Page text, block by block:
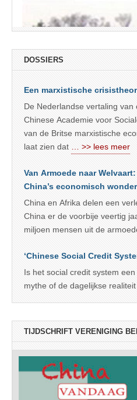
DOSSIERS
Een marxistische
De Nederlandse vertaling van
Chinese Academie voor
van de Britse marxistische
laat zien dat
… >> lees meer
Van Armoede naar
China’s economisch wonder
China en Afrika delen een
China er de voorbije veertig
miljoen mensen uit de
‘Chinese Social Credit
Is het social credit system
mythe of de dagelijkse
TIJDSCHRIFT VERENIGING